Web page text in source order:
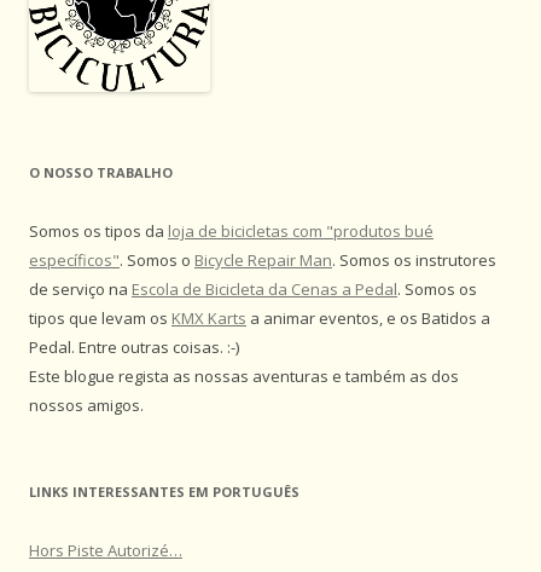
O NOSSO TRABALHO
Somos os tipos da loja de bicicletas com "produtos bué
específicos". Somos o Bicycle Repair Man. Somos os instrutores
de serviço na Escola de Bicicleta da Cenas a Pedal. Somos os
tipos que levam os KMX Karts a animar eventos, e os Batidos a
Pedal. Entre outras coisas. :-)
Este blogue regista as nossas aventuras e também as dos
nossos amigos.
LINKS INTERESSANTES EM PORTUGUÊS
Hors Piste Autorizé…